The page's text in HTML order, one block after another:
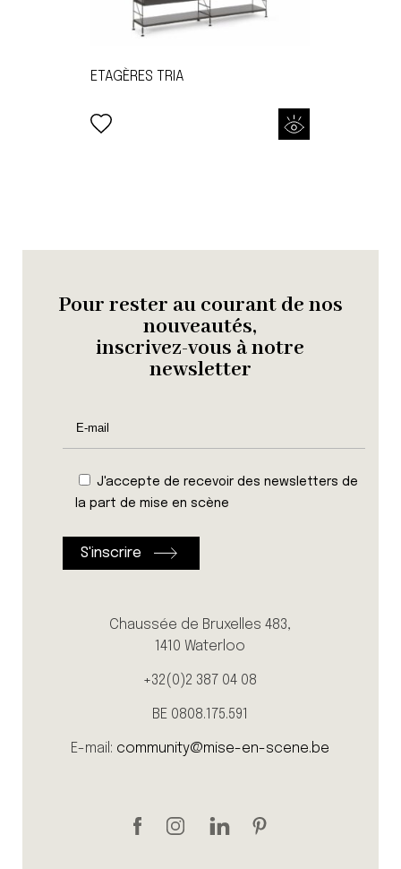
ETAGÈRES TRIA
Pour rester au courant de nos
nouveautés,
inscrivez-vous à notre
newsletter
J'accepte de recevoir des newsletters de
la part de mise en scène
Chaussée de Bruxelles 483,
1410 Waterloo
+32(0)2 387 04 08
BE 0808.175.591
E-mail: community@mise-en-scene.be